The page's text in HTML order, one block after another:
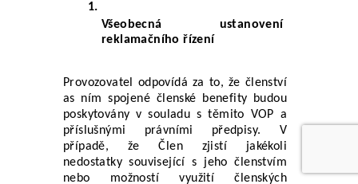
Všeobecná ustanovení
reklamačního řízení
Provozovatel odpovídá za to, že členství
as ním spojené členské benefity budou
poskytovány v souladu s těmito VOP a
příslušnými právními předpisy. V
případě, že Člen zjistí jakékoli
nedostatky související s jeho členstvím
nebo možností využití členských